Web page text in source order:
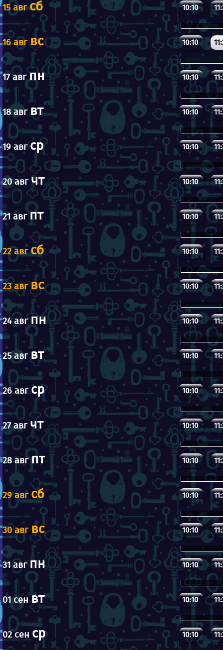
15 авгсб 10:10
16 авгвс 10:10
17 авгпн 10:10
18 авгвт 10:10
19 авгср 10:10
20 авг чт 10:10
21 авг пт 10:10
22 авгсб 10:10
23 авг вс 10:10
24 авгпн 10:10
25 авг вт 10:10
26 авгср 10:10
27 авг чт 10:10
28 авгпт 10:10
29 авг сб 10:10
30 авг вс 10:10
31 авгпн 10:10
01 сен вт 10:10
02 сен ср 10:10